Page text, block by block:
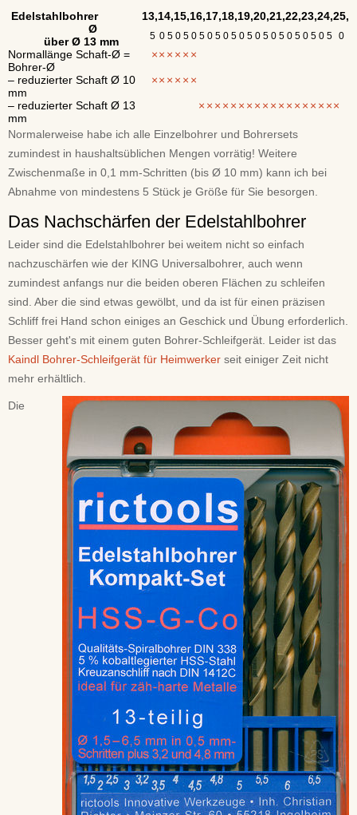
Edelstahlbohrer
Ø
über Ø 13 mm
13,14,15,16,17,18,19,20,21,22,23,24,25,
5 0 5 0 5 0 5 0 5 0 5 0 5 0 5 0 5 0 5 0 5 0 5 0
Normallänge Schaft-Ø =
Bohrer-Ø
×× × × × ×
– reduzierter Schaft Ø 10
mm
×× × × × ×
– reduzierter Schaft Ø 13
mm
× × × × × × × × × × × × × × × × ××
Normalerweise habe ich alle Einzelbohrer und Bohrersets
zumindest in haushaltsüblichen Mengen vorrätig! Weitere
Zwischenmaße in 0,1 mm-Schritten (bis Ø 10 mm) kann ich bei
Abnahme von mindestens 5 Stück je Größe für Sie besorgen.
Das Nachschärfen der Edelstahlbohrer
Leider sind die Edelstahlbohrer bei weitem nicht so einfach
nachzuschärfen wie der KING Universalbohrer, auch wenn
zumindest anfangs nur die beiden oberen Flächen zu schleifen
sind. Aber die sind etwas gewölbt, und da ist für einen präzisen
Schliff frei Hand schon einiges an Geschick und Übung erforderlich.
Besser geht's mit einem guten Bohrer-Schleifgerät. Leider ist das
Kaindl Bohrer-Schleifgerät für Heimwerker seit einiger Zeit nicht
mehr erhältlich.
Die